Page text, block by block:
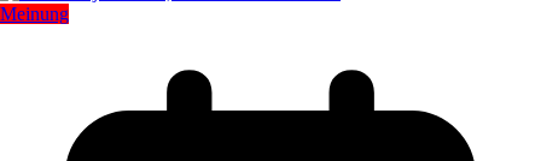
Meinung